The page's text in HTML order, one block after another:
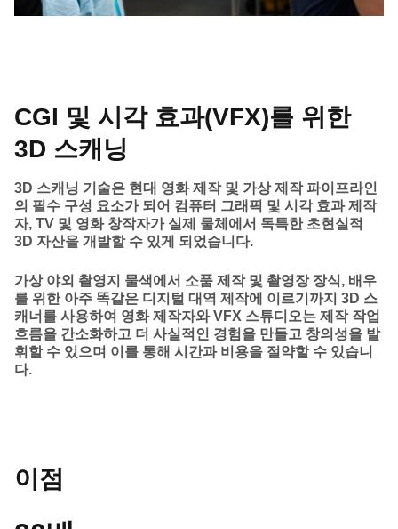
CGI 및 시각 효과(VFX)를 위한
3D 스캐닝
3D 스캐닝 기술은 현대 영화 제작 및 가상 제작 파이프라인
의 필수 구성 요소가 되어 컴퓨터 그래픽 및 시각 효과 제작
자, TV 및 영화 창작자가 실제 물체에서 독특한 초현실적
3D 자산을 개발할 수 있게 되었습니다.
가상 야외 촬영지 물색에서 소품 제작 및 촬영장 장식, 배우
를 위한 아주 똑같은 디지털 대역 제작에 이르기까지 3D 스
캐너를 사용하여 영화 제작자와 VFX 스튜디오는 제작 작업
흐름을 간소화하고 더 사실적인 경험을 만들고 창의성을 발
휘할 수 있으며 이를 통해 시간과 비용을 절약할 수 있습니
다.
이점